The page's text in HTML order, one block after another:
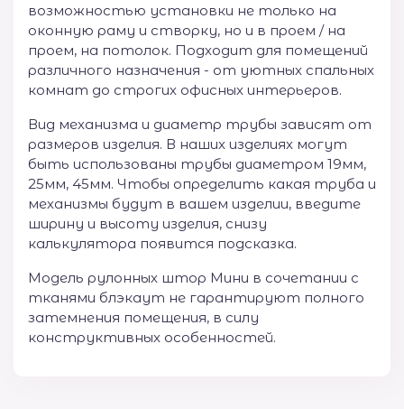
возможностью установки не только на
оконную раму и створку, но и в проем / на
проем, на потолок. Подходит для помещений
различного назначения - от уютных спальных
комнат до строгих офисных интерьеров.
Вид механизма и диаметр трубы зависят от
размеров изделия. В наших изделиях могут
быть использованы трубы диаметром 19мм,
25мм, 45мм. Чтобы определить какая труба и
механизмы будут в вашем изделии, введите
ширину и высоту изделия, снизу
калькулятора появится подсказка.
Модель рулонных штор Мини в сочетании с
тканями блэкаут не гарантируют полного
затемнения помещения, в силу
конструктивных особенностей.